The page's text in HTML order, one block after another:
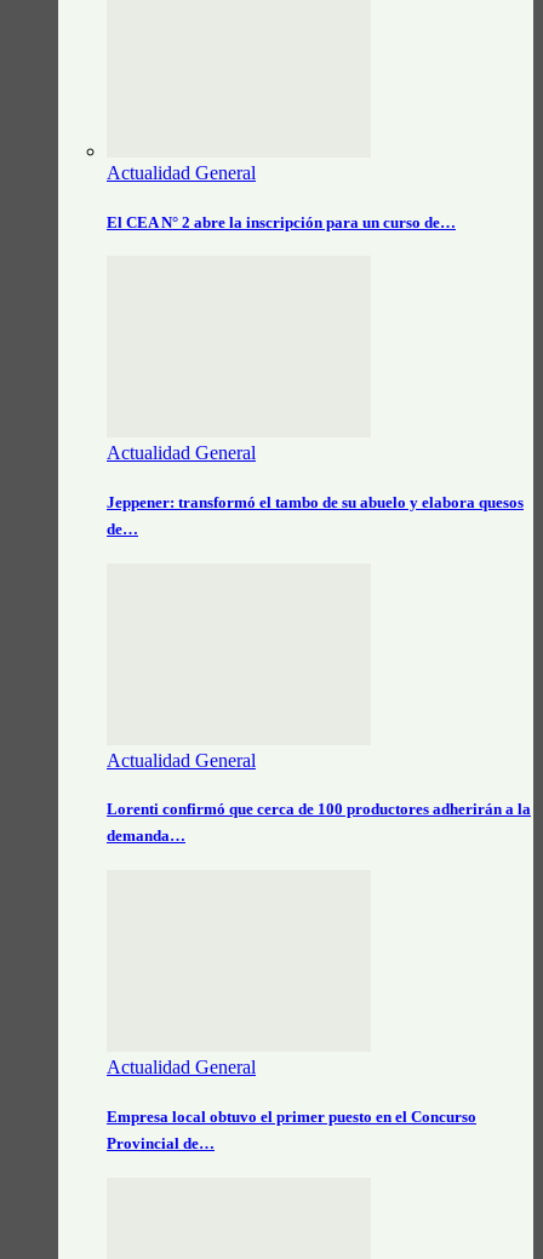
Actualidad General
El CEA N° 2 abre la inscripción para un curso de…
Actualidad General
Jeppener: transformó el tambo de su abuelo y elabora quesos
de…
Actualidad General
Lorenti confirmó que cerca de 100 productores adherirán a la
demanda…
Actualidad General
Empresa local obtuvo el primer puesto en el Concurso
Provincial de…